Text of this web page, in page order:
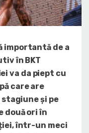
importantă de a
în BKT
va da piept cu
care are
și pe
două ori în
într-un meci